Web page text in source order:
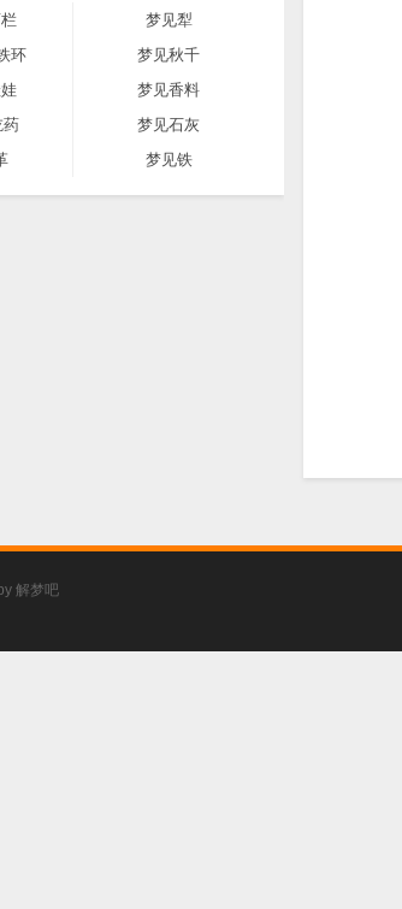
梦见犁
环
梦见秋千
梦见香料
药
梦见石灰
梦见铁
解梦吧